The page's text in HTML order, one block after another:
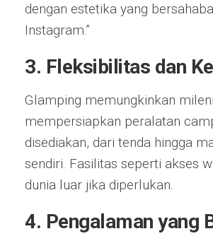
dengan estetika yang
Instagram.”
3. Fleksibilitas dan
Glamping memungkinkan
mempersiapkan peralatan
disediakan, dari tenda hingga
sendiri. Fasilitas seperti akses
dunia luar jika diperlukan.
4. Pengalaman yang